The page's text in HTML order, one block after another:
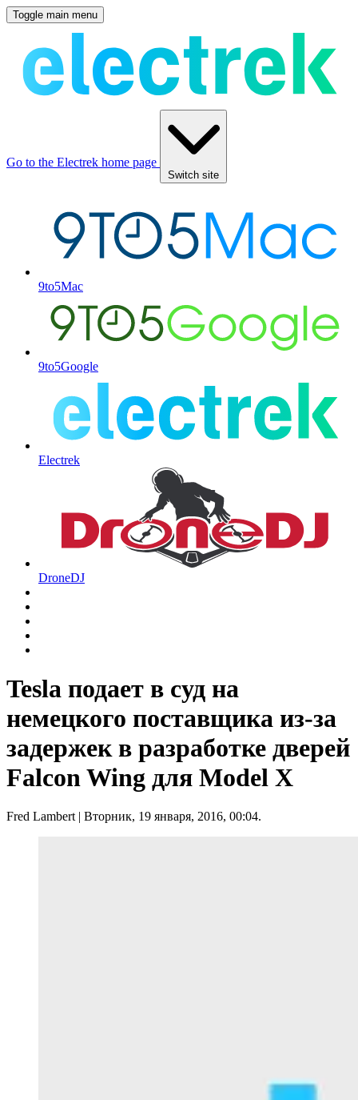
Toggle main menu
Go to the Electrek home page
Switch site
9to5Mac
9to5Google
Electrek
DroneDJ
Tesla подает в суд на
немецкого поставщика из-за
задержек в разработке дверей
Falcon Wing для Model X
Fred Lambert| Вторник, 19 января, 2016, 00:04.